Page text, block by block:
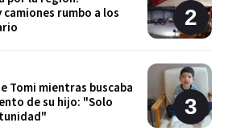
rumbo a los
Tomi mientras buscaba
de su hijo: "Solo